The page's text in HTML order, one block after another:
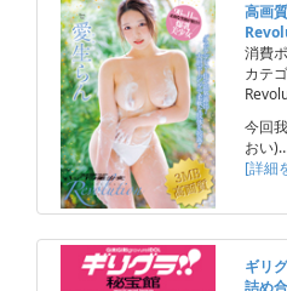
高画
消費
カテ
今回
おい
[詳細
ギリ
詰め